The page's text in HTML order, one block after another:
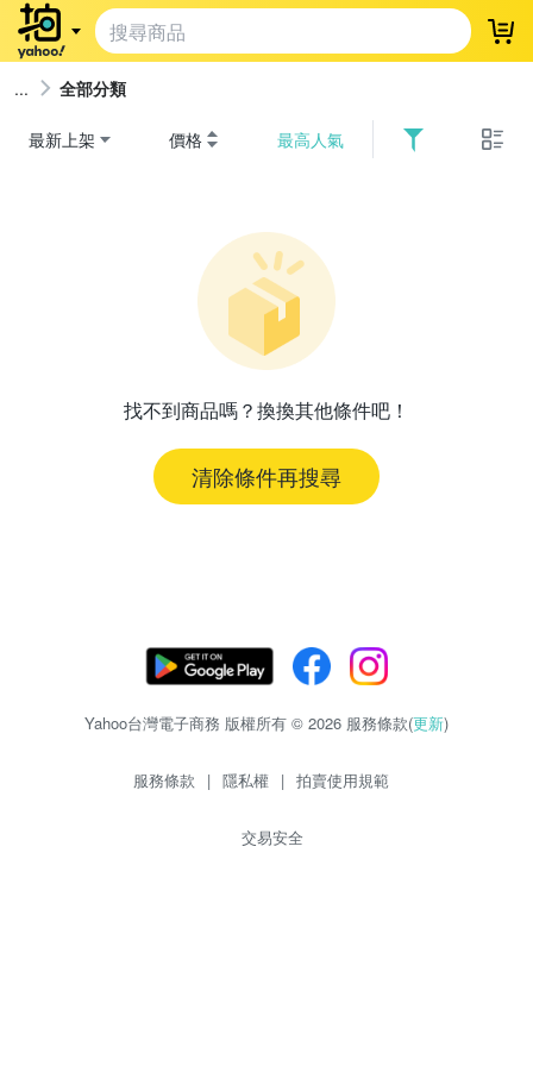
登
全部分類
最新上架 價格 最高人氣
找不到商品嗎？換換其他條件吧！
清除條件再搜尋
Yahoo台灣電子商務 版權所有 © 2026 服務條款(更新)
服務條款 | 隱私權 | 拍賣使用規範
交易安全